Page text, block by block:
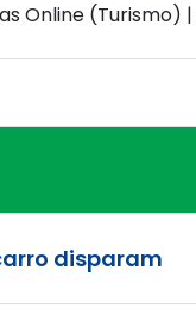
Online (Turismo)
disparam